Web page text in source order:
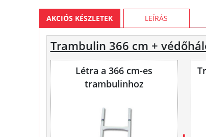
AKCIÓS KÉSZLETEK LEÍRÁS
Trambulin 366 cm +
Létra a 366 cm-es
trambulinhoz